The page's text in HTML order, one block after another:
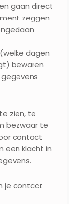
gaan direct
zeggen
dagen
bewaren
gegevens
zien, te
bezwaar te
contact
een klacht in
je contact